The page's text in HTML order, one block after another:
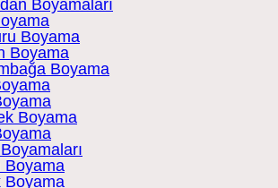
Boyamaları
Boyama
Boyama
Boyama
Boyama
Boyama
Boyama